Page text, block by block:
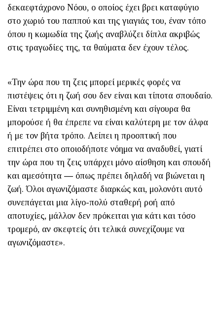
δεκαεφτάχρονο Νόου, ο οποίος έχει βρει καταφύγιο
στο χωριό του παππού και της γιαγιάς του, έναν τόπο
όπου η κωμωδία της ζωής αναβλύζει δίπλα ακριβώς
στις τραγωδίες της, τα θαύματα δεν έχουν τέλος.
«Την ώρα που τη ζεις μπορεί μερικές φορές να
πιστέψεις ότι η ζωή σου δεν είναι και τίποτα σπουδαίο.
Είναι τετριμμένη και συνηθισμένη και σίγουρα θα
μπορούσε ή θα έπρεπε να είναι καλύτερη με τον άλφα
ή με τον βήτα τρόπο. Λείπει η προοπτική που
επιτρέπει στο οποιοδήποτε νόημα να αναδυθεί, γιατί
την ώρα που τη ζεις υπάρχει μόνο αίσθηση και σπουδή
και αμεσότητα ― όπως πρέπει δηλαδή να βιώνεται η
ζωή. Όλοι αγωνιζόμαστε διαρκώς και, μολονότι αυτό
συνεπάγεται μια λίγο-πολύ σταθερή ροή από
αποτυχίες, μάλλον δεν πρόκειται για κάτι και τόσο
τρομερό, αν σκεφτείς ότι τελικά συνεχίζουμε να
αγωνιζόμαστε».